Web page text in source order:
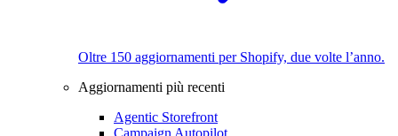
Oltre 150 aggiornamenti per Shopify, due volte l’anno.
Aggiornamenti più recenti
Agentic Storefront
Campaign Autopilot